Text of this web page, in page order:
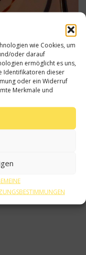
wie Cookies, um
oder darauf
ermöglicht es uns,
Identifikatoren dieser
oder ein Widerruf
Merkmale und
Spanien